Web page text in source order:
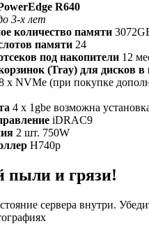
R640
3-х лет
количество памяти
памяти 24
под накопители 12
(Tray) для дисков в
x NVMe (при покупке
4 x 1gbe возможна
iDRAC9
2 шт. 750W
H740p
пыли и грязи!
сервера внутри.